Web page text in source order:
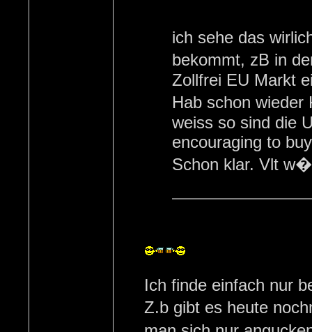
ich sehe das
bekommt, zB in
Zollfrei EU Markt
Hab schon
weiss so sind die
encouraging to
Schon klar. Vlt
Ich finde einfach nur
Z.b gibt es heute